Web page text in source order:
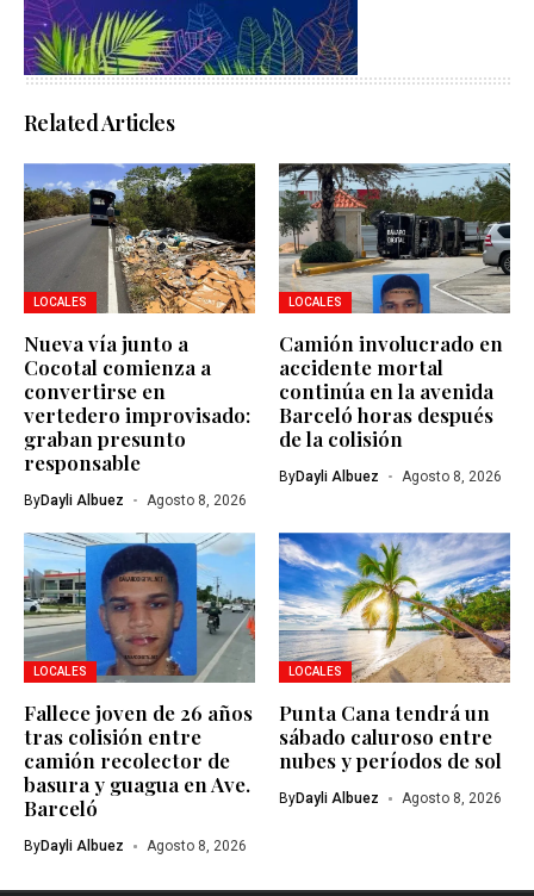
Related Articles
LOCALES
Nueva vía junto a
Cocotal comienza a
convertirse en
vertedero improvisado:
graban presunto
responsable
ByDayli Albuez Agosto 8, 2026
LOCALES
Camión involucrado en
accidente mortal
continúa en la avenida
Barceló horas después
de la colisión
ByDayli Albuez Agosto 8, 2026
LOCALES
Fallece joven de 26 años
tras colisión entre
camión recolector de
basura y guagua en Ave.
Barceló
ByDayli Albuez Agosto 8, 2026
LOCALES
Punta Cana tendrá un
sábado caluroso entre
nubes y períodos de sol
ByDayli Albuez Agosto 8, 2026